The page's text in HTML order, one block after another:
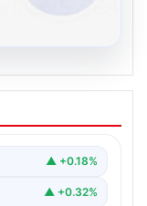
Seviyeli
Güncel
▲ +0.18%
▲ +0.32%